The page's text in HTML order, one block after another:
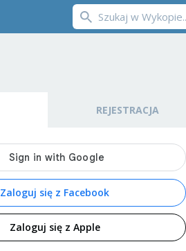
REJESTRACJA
Zaloguj się z Facebook
Zaloguj się z Apple